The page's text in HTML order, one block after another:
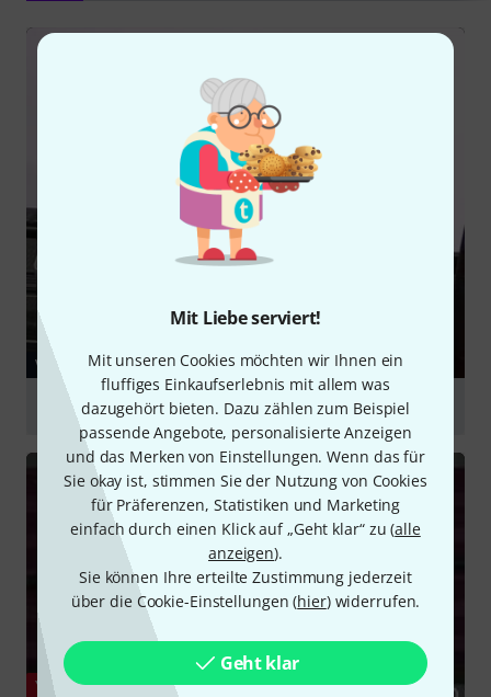
Mit Liebe serviert!
Mit unseren Cookies möchten wir Ihnen ein
fluffiges Einkaufserlebnis mit allem was
dazugehört bieten. Dazu zählen zum Beispiel
passende Angebote, personalisierte Anzeigen
und das Merken von Einstellungen. Wenn das für
Sie okay ist, stimmen Sie der Nutzung von Cookies
für Präferenzen, Statistiken und Marketing
einfach durch einen Klick auf „Geht klar“ zu (alle
anzeigen).
Sie können Ihre erteilte Zustimmung jederzeit
über die Cookie-Einstellungen (hier) widerrufen.
Geht klar
VIDEO
Electro Harmonix Micro POG Polyphon Oktaver
abspielen
YOUTUBE